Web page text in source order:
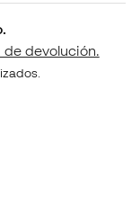
de devolución.